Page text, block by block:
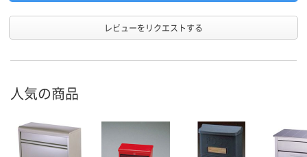
レビューをリクエストする
人気の商品